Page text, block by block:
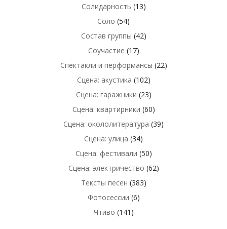
Солидарность (13)
Соло (54)
Состав группы (42)
Соучастие (17)
Спектакли и перформансы (22)
Сцена: акустика (102)
Сцена: гаражники (23)
Сцена: квартирники (60)
Сцена: окололитература (39)
Сцена: улица (34)
Сцена: фестивали (50)
Сцена: электричество (62)
Тексты песен (383)
Фотосессии (6)
Чтиво (141)